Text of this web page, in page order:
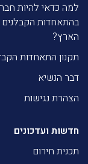
למה כדאי להיות חבר
בהתאחדות הקבלנים
הארץ?
תקנון התאחדות
דבר הנשיא
הצהרת נגישות
חדשות ועדכונים
תכנית חירום